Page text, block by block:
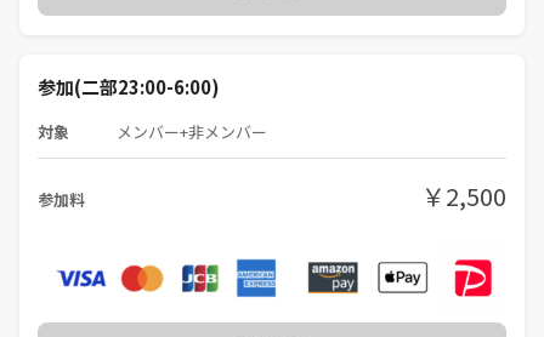
参加(二部23:00-6:00)
対象 メンバー+非メンバー
参加料 ￥2,500